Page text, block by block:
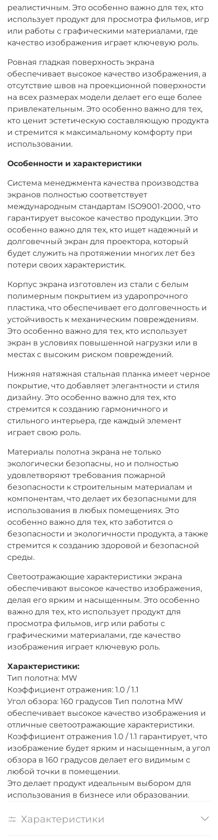
реалистичным. Это особенно важно для тех, кто
использует продукт для просмотра фильмов, игр
или работы с графическими материалами, где
качество изображения играет ключевую роль.
Ровная гладкая поверхность экрана
обеспечивает высокое качество изображения, а
отсутствие швов на проекционной поверхности
на всех размерах модели делает его еще более
привлекательным. Это особенно важно для тех,
кто ценит эстетическую составляющую продукта
и стремится к максимальному комфорту при
использовании.
Особенности и характеристики
Система менеджмента качества производства
экранов полностью соответствует
международным стандартам ISO9001-2000, что
гарантирует высокое качество продукции. Это
особенно важно для тех, кто ищет надежный и
долговечный экран для проектора, который
будет служить на протяжении многих лет без
потери своих характеристик.
Корпус экрана изготовлен из стали с белым
полимерным покрытием из ударопрочного
пластика, что обеспечивает его долговечность и
устойчивость к механическим повреждениям.
Это особенно важно для тех, кто использует
экран в условиях повышенной нагрузки или в
местах с высоким риском повреждений.
Нижняя натяжная стальная планка имеет черное
покрытие, что добавляет элегантности и стиля
дизайну. Это особенно важно для тех, кто
стремится к созданию гармоничного и
стильного интерьера, где каждый элемент
играет свою роль.
Материалы полотна экрана не только
экологически безопасны, но и полностью
удовлетворяют требования пожарной
безопасности к строительным материалам и
компонентам, что делает их безопасными для
использования в любых помещениях. Это
особенно важно для тех, кто заботится о
безопасности и экологичности продукта, а также
стремится к созданию здоровой и безопасной
среды.
Светоотражающие характеристики экрана
обеспечивают высокое качество изображения,
делая его ярким и насыщенным. Это особенно
важно для тех, кто использует продукт для
просмотра фильмов, игр или работы с
графическими материалами, где качество
изображения играет ключевую роль.
Характеристики:
Тип полотна: MW
Коэффициент отражения: 1.0 / 1.1
Угол обзора: 160 градусов Тип полотна MW
обеспечивает высокое качество изображения и
отличные светоотражающие характеристики.
Коэффициент отражения 1.0 / 1.1 гарантирует, что
изображение будет ярким и насыщенным, а угол
обзора в 160 градусов делает его видимым с
любой точки в помещении.
Это делает продукт идеальным выбором для
использования в бизнесе или образовании.
Характеристики